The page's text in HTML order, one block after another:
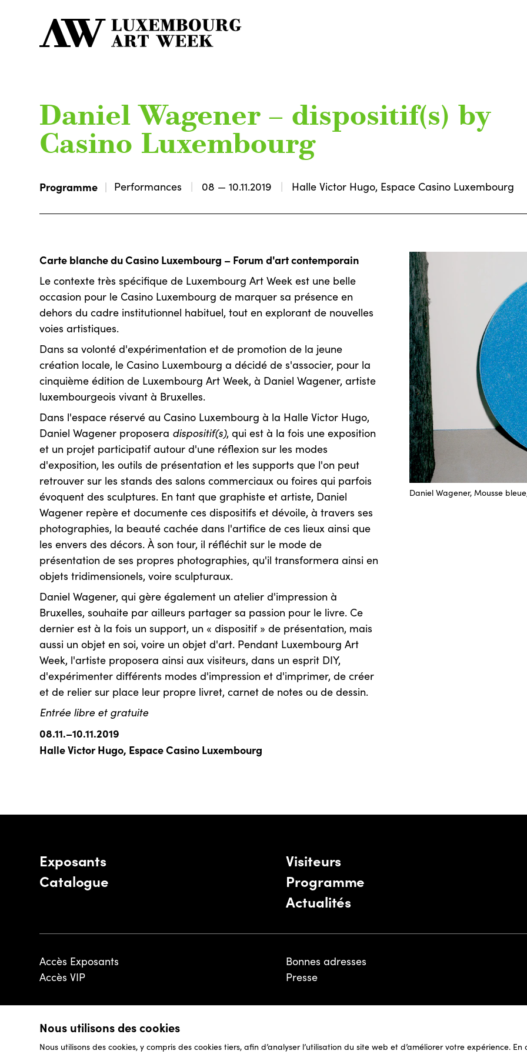
Nous utilisons des cookies
Nous utilisons des cookies, y compris des cookies tiers, afin d’analyser l’utilisation du site web et d’améliorer votre expérience.
Daniel Wagener – dispositif(s) by
Casino Luxembourg
Programme Performances 08 — 10.11.2019 Halle Victor Hugo, Espace Casino Luxembourg
Carte blanche du Casino Luxembourg – Forum d'art contemporain
Le contexte très spécifique de Luxembourg Art Week est une belle
occasion pour le Casino Luxembourg de marquer sa présence en
dehors du cadre institutionnel habituel, tout en explorant de nouvelles
voies artistiques.
Dans sa volonté d'expérimentation et de promotion de la jeune
création locale, le Casino Luxembourg a décidé de s'associer, pour la
cinquième édition de Luxembourg Art Week, à Daniel Wagener, artiste
luxembourgeois vivant à Bruxelles.
Dans l'espace réservé au Casino Luxembourg à la Halle Victor Hugo,
Daniel Wagener proposera dispositif(s), qui est à la fois une exposition
et un projet participatif autour d'une réflexion sur les modes
d'exposition, les outils de présentation et les supports que l'on peut
retrouver sur les stands des salons commerciaux ou foires qui parfois
évoquent des sculptures. En tant que graphiste et artiste, Daniel
Wagener repère et documente ces dispositifs et dévoile, à travers ses
photographies, la beauté cachée dans l'artifice de ces lieux ainsi que
les envers des décors. À son tour, il réfléchit sur le mode de
présentation de ses propres photographies, qu'il transformera ainsi en
objets tridimensionels, voire sculpturaux.
Daniel Wagener, qui gère également un atelier d'impression à
Bruxelles, souhaite par ailleurs partager sa passion pour le livre. Ce
dernier est à la fois un support, un « dispositif » de présentation, mais
aussi un objet en soi, voire un objet d'art. Pendant Luxembourg Art
Week, l'artiste proposera ainsi aux visiteurs, dans un esprit DIY,
d'expérimenter différents modes d'impression et d'imprimer, de créer
et de relier sur place leur propre livret, carnet de notes ou de dessin.
Entrée libre et gratuite
08.11.–10.11.2019
Halle Victor Hugo, Espace Casino Luxembourg
Daniel Wagener, Mousse
Exposants
Catalogue
Visiteurs
Programme
Actualités
Accès Exposants
Accès VIP
Bonnes adresses
Presse
© 2026 - Luxembourg Art Week S.A.
Politique de Cookies